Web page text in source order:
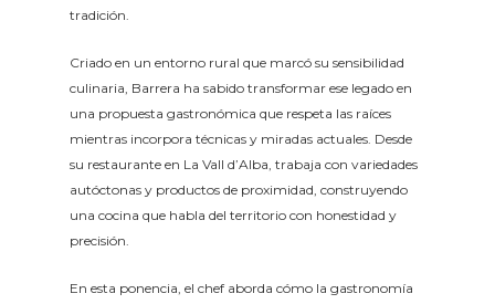
tradición.
Criado en un entorno rural que marcó su sensibilidad
culinaria, Barrera ha sabido transformar ese legado en
una propuesta gastronómica que respeta las raíces
mientras incorpora técnicas y miradas actuales. Desde
su restaurante en La Vall d’Alba, trabaja con variedades
autóctonas y productos de proximidad, construyendo
una cocina que habla del territorio con honestidad y
precisión.
En esta ponencia, el chef aborda cómo la gastronomía